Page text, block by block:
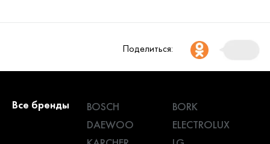
Поделиться:
Все бренды BOSCH
BORK
DAEWOO
ELECTROLUX